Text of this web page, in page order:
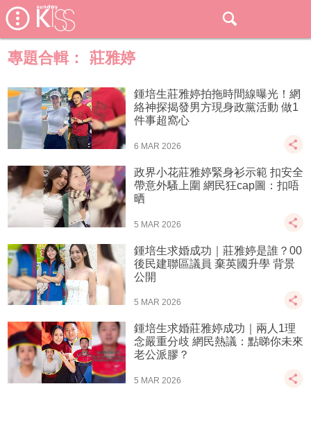
專題合輯： 莊雅婷
鍾培生莊雅婷拍拖時間線曝光！網
絡神探揭發男方現身政黨活動 做1
件事超窩心
6 MAR 2026
政界小花莊雅婷緊身衫示範 扣安全
帶意外騷上圍 網民狂cap圖：扣唔
晒
5 MAR 2026
鍾培生求婚成功｜莊雅婷是誰？00
後民建聯區議員 棄英國升學 背景
公開
5 MAR 2026
鍾培生求婚莊雅婷成功｜兩人1理
念嚴重分歧 網民熱議：點睇你未來
老公派膠？
5 MAR 2026